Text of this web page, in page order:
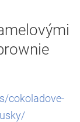
cokoladove-